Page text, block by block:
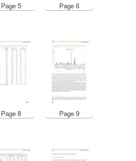
Page 5 Page 6
Page 8 Page 9